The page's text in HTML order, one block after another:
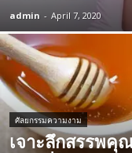
admin - April 7, 2020
ศัลยกรรมความงาม
เจาะลึกสรรพคุ